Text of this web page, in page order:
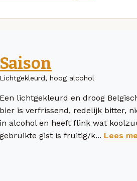
Saison
Lichtgekleurd, hoog alcohol
Een lichtgekleurd en droog
bier is verfrissend, redelijk bitter,
in alcohol en heeft flink wat
gebruikte gist is fruitig/k... Lees